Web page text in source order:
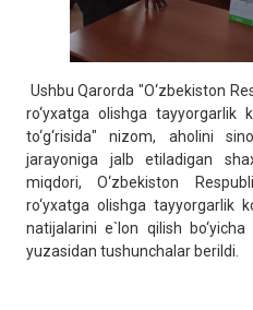
Ushbu Qarorda "O‘zbekiston
ro‘yxatga olishga tayyorgarlik
to‘g‘risida" nizom, aholini
jarayoniga jalb etiladigan
miqdori, O‘zbekiston
ro‘yxatga olishga tayyorgarlik
natijalarini e`lon qilish bo‘yicha
yuzasidan tushunchalar berildi.